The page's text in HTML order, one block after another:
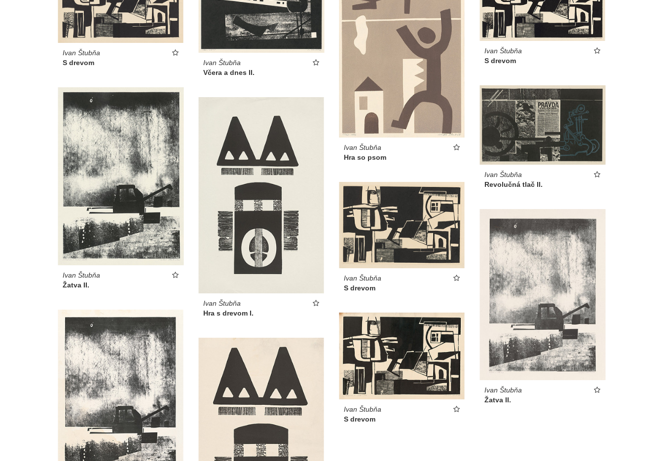
Ivan Štubňa
S drevom
Ivan Štubňa
Včera a dnes II.
Ivan Štubňa
Hra so psom
Ivan Štubňa
S drevom
Ivan Štubňa
Revolučná tlač II.
Ivan Štubňa
Žatva II.
Ivan Štubňa
Hra s drevom I.
Ivan Štubňa
S drevom
Ivan Štubňa
Žatva II.
Ivan Štubňa
S drevom